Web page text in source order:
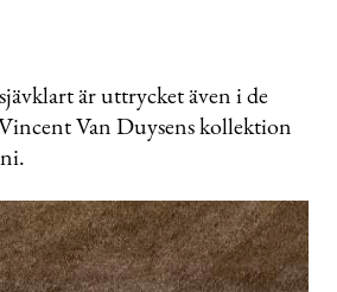
är uttrycket även i de
Van Duysens kollektion